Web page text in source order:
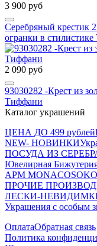
3 900 руб
Серебряный крестик
огранки в
2 090 руб
93030282 -Крест из
Тиффани
Каталог украшений
ЦЕНА ДО 499 рублей
NEW- НОВИНКИ
ПОСУДА ИЗ
Ювелирная
APM MONACO
ПРОЧИЕ
ЛЕСКИ-
Украшения с особым
ОплатаОбратная связь
Политика